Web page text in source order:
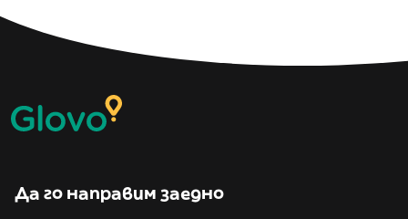
Да го направим заедно